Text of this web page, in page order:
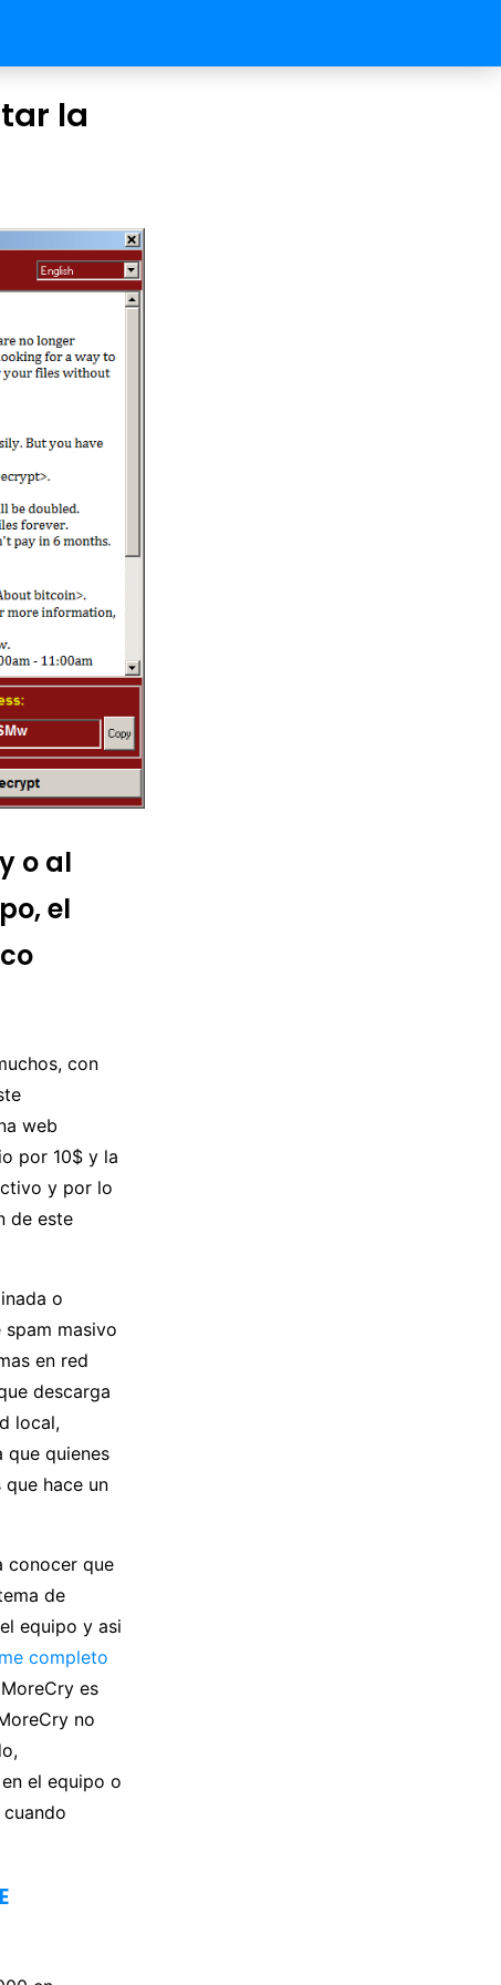
la
o al
el
con
web
por 10$ y la
y por lo
de este
o
masivo
en red
descarga
local,
que quienes
hace un
conocer que
de
equipo y asi
completo
es
no
el equipo o